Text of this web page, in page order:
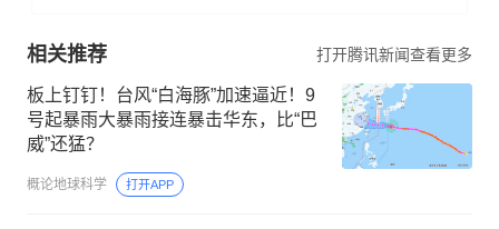
相关推荐 打开腾讯新闻查看更多
板上钉钉！台风“白海豚”加速逼近！9
号起暴雨大暴雨接连暴击华东，比“巴
威”还猛？
概论地球科学 打开APP